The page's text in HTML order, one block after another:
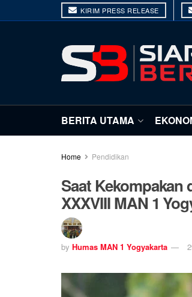
KIRIM PRESS RELEASE
BERITA UTAMA
Home Pendidikan
Saat
XXXVIII MAN 1
by Humas MAN 1 Yogyakarta